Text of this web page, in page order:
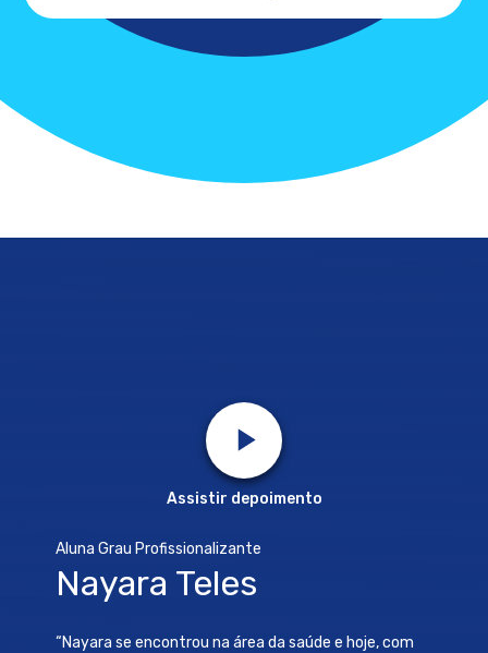
Assistir depoimento
Aluna Grau Profissionalizante
Nayara Teles
“Nayara se encontrou na área da saúde e hoje, com